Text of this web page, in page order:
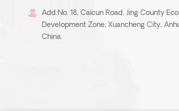
Add:No. 18, Caicun Road, Jing County
Development Zone, Xuancheng City,
China.